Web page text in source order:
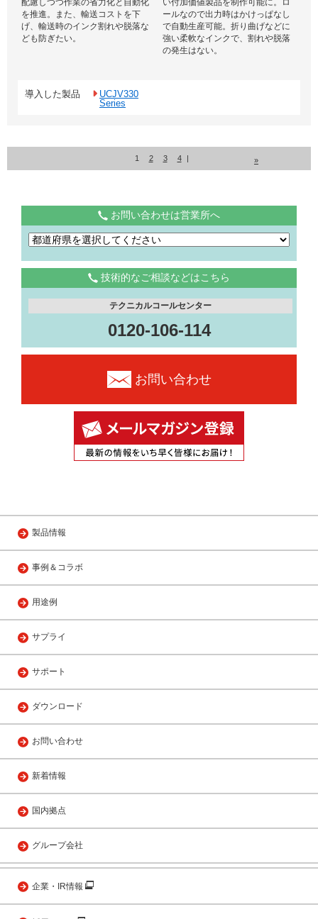
配慮しつつ作業の省力化と自動化
を推進。また、輸送コストを下
げ、輸送時のインク割れや脱落な
ども防ぎたい。
い付加価値製品を制作可能に。ロ
ールなので出力時はかけっぱなし
で自動生産可能。折り曲げなどに
強い柔軟なインクで、割れや脱落
の発生はない。
導入した製品
UCJV330
Series
1 2 3 4 | »
お問い合わせは営業所へ
技術的なご相談などはこちら
テクニカルコールセンター
0120-106-114
お問い合わせ
製品情報
事例＆コラボ
用途例
サプライ
サポート
ダウンロード
お問い合わせ
新着情報
国内拠点
グループ会社
企業・IR情報